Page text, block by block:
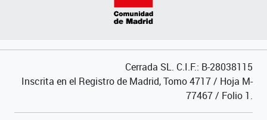
Cerrada SL. C.I.F.: B-28038115
Inscrita en el Registro de Madrid, Tomo 4717 / Hoja M-
77467 / Folio 1.